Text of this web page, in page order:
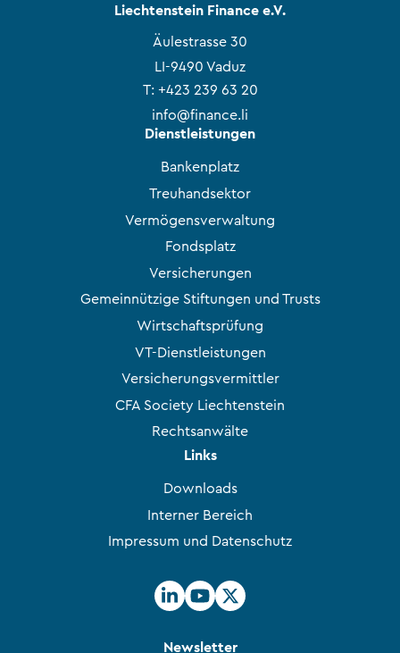
Liechtenstein Finance e.V.
Äulestrasse 30
LI-9490 Vaduz
T: +423 239 63 20
info@finance.li
Dienstleistungen
Bankenplatz
Treuhandsektor
Vermögensverwaltung
Fondsplatz
Versicherungen
Gemeinnützige Stiftungen und Trusts
Wirtschaftsprüfung
VT-Dienstleistungen
Versicherungsvermittler
CFA Society Liechtenstein
Rechtsanwälte
Links
Downloads
Interner Bereich
Impressum und Datenschutz
Newsletter